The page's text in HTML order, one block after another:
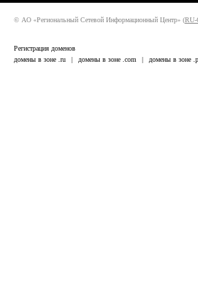
© АО «Региональный Сетевой Информационный Центр» (RU-
Регистрация доменов
домены в зоне .ru
| домены в зоне .com | домены в зоне